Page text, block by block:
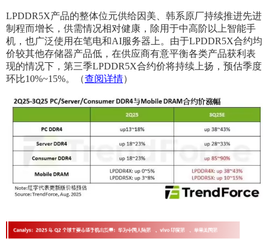
LPDDR5X产品的整体位元供给因美、韩系原厂持续推进先进
制程而增长，供需情况相对健康，除用于中高阶以上智能手
机，也广泛使用在笔电和AI服务器上。由于LPDDR5X合约均
价较其他存储器产品低，在供应商有意平衡各类产品获利表
现的情况下，第三季LPDDR5X合约价将持续上扬，预估季度
环比10%~15%。（查阅详情）